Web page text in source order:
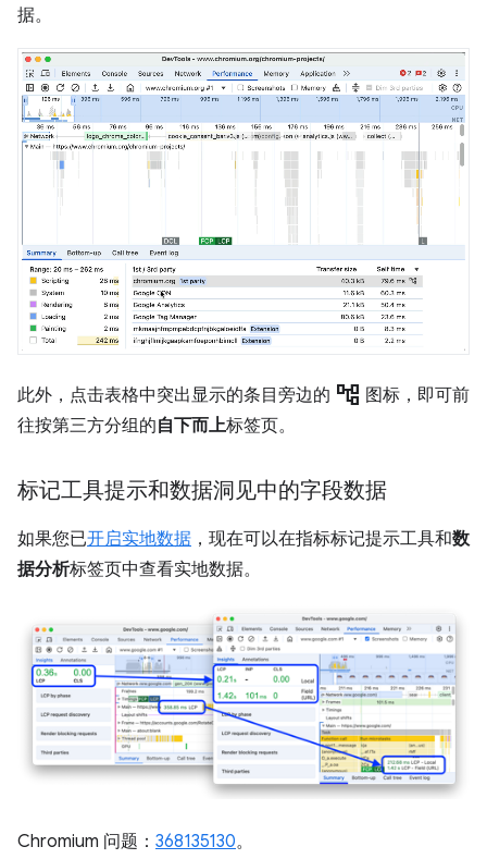
据。
此外，点击表格中突出显示的条目旁边的 account_tree 图标，即可前
往按第三方分组的自下而上标签页。
标记工具提示和数据洞见中的字段数据
如果您已开启实地数据 ，现在可以在指标标记提示工具和数
据分析标签页中查看实地数据。
Chromium 问题： 368135130。